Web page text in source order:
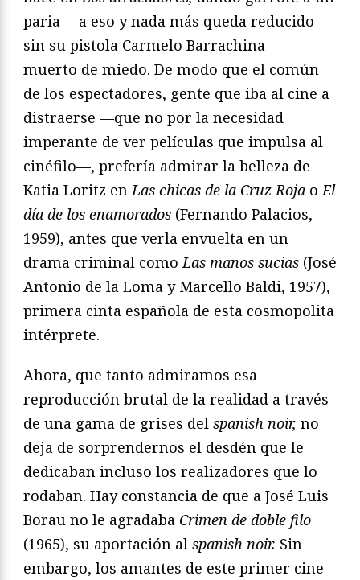
paria —a eso y nada más queda reducido
sin su pistola Carmelo Barrachina—
muerto de miedo. De modo que el común
de los espectadores, gente que iba al cine a
distraerse —que no por la necesidad
imperante de ver películas que impulsa al
cinéfilo—, prefería admirar la belleza de
Katia Loritz en Las chicas de la Cruz Roja o El
día de los enamorados (Fernando Palacios,
1959), antes que verla envuelta en un
drama criminal como Las manos sucias (José
Antonio de la Loma y Marcello Baldi, 1957),
primera cinta española de esta cosmopolita
intérprete.
Ahora, que tanto admiramos esa
reproducción brutal de la realidad a través
de una gama de grises del spanish noir, no
deja de sorprendernos el desdén que le
dedicaban incluso los realizadores que lo
rodaban. Hay constancia de que a José Luis
Borau no le agradaba Crimen de doble filo
(1965), su aportación al spanish noir. Sin
embargo, los amantes de este primer cine